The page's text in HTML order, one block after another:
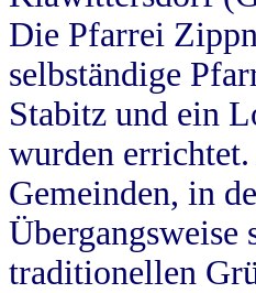
Die Pfarrei
selbständige
Stabitz und ein
wurden
Gemeinden, in
Übergangsweise
traditionellen